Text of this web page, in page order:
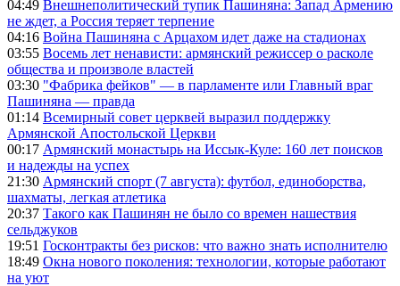
04:49 Внешнеполитический тупик Пашиняна: Запад Армению
не ждет, а Россия теряет терпение
04:16 Война Пашиняна с Арцахом идет даже на стадионах
03:55 Восемь лет ненависти: армянский режиссер о расколе
общества и произволе властей
03:30 "Фабрика фейков" — в парламенте или Главный враг
Пашиняна — правда
01:14 Всемирный совет церквей выразил поддержку
Армянской Апостольской Церкви
00:17 Армянский монастырь на Иссык-Куле: 160 лет поисков
и надежды на успех
21:30 Армянский спорт (7 августа): футбол, единоборства,
шахматы, легкая атлетика
20:37 Такого как Пашинян не было со времен нашествия
сельджуков
19:51 Госконтракты без рисков: что важно знать исполнителю
18:49 Окна нового поколения: технологии, которые работают
на уют